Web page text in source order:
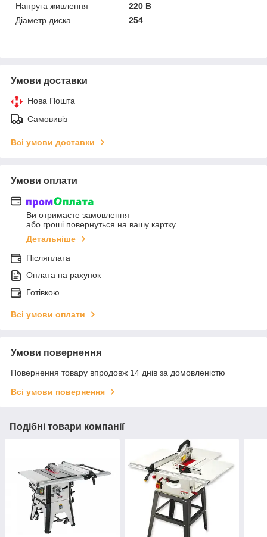
Напруга живлення
220 В
Діаметр диска
254
Умови доставки
Нова Пошта
Самовивіз
Всі умови доставки
Умови оплати
Ви отримаєте замовлення
або гроші повернуться на вашу картку
Детальніше
Післяплата
Оплата на рахунок
Готівкою
Всі умови оплати
Умови повернення
Повернення товару впродовж 14 днів за домовленістю
Всі умови повернення
Подібні товари компанії